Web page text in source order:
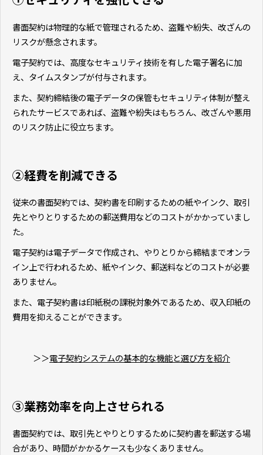
書面契約は物理的な紙で管理されるため、盗難や紛失、改ざんの
リスクが懸念されます。
電子契約では、高度なセキュリティ技術を有した電子署名に加
え、タイムスタンプが付与されます。
また、契約締結後の電子データの保管もセキュリティ体制が整え
られたサービスであれば、盗難や紛失はもちろん、改ざんや悪用
のリスク防止に役立ちます。
②経費を削減できる
従来の書面契約では、契約書を印刷するための紙やインク、取引
先とやりとりするための郵送費用などのコストがかかっていまし
た。
電子契約は電子データで作成され、やりとりから締結までオンラ
イン上で行われるため、紙やインク、郵送料などのコストが必要
ありません。
また、電子契約書は印紙税の課税対象外であるため、収入印紙の
費用を抑えることができます。
＞＞電子契約システムの基本的な機能と選び方を紹介
③業務効率を向上させられる
書面契約では、取引先とやりとりするために契約書を郵送する場
合があり、時間がかかるケースも少なくありません。